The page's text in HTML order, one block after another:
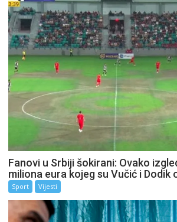
Fanovi u Srbiji šokirani: Ovako
miliona eura kojeg su Vučić i Dodik
Sport Vijesti